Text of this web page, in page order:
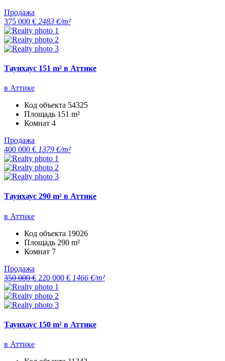
Продажа
375 000 € 2483 €/m²
Таунхаус 151 m² в Аттике
в Аттике
Код объекта 54325
Площадь 151 m²
Комнат 4
Продажа
400 000 € 1379 €/m²
Таунхаус 290 m² в Аттике
в Аттике
Код объекта 19026
Площадь 290 m²
Комнат 7
Продажа
350 000 € 220 000 € 1466 €/m²
Таунхаус 150 m² в Аттике
в Аттике